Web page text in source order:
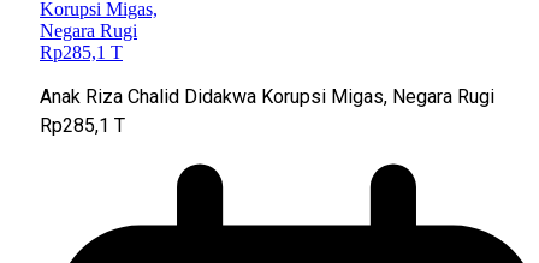
Anak Riza Chalid Didakwa Korupsi Migas, Negara Rugi
Rp285,1 T